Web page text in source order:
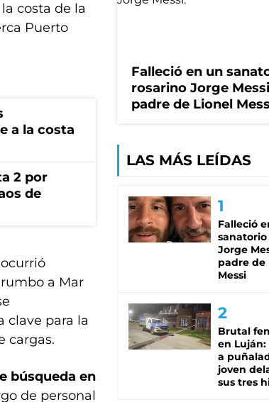
costa de la
Puerto
a la costa
2 por
de
a Mar
clave para la
cargas.
búsqueda en
de personal
Falleció en un
rosarino Jorge
padre de Lionel
LAS MÁS LEÍDAS
Falleció
Jorge
padre de
Messi
Brutal
en
a
joven
sus tres